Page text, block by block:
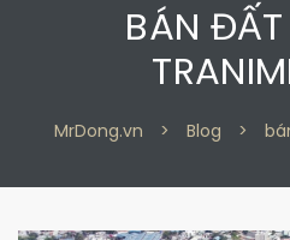
BÁN
MrDong.vn > Blog >